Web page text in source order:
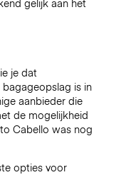
je dat
is in
aanbieder die
de mogelijkheid
Cabello was nog
opties voor